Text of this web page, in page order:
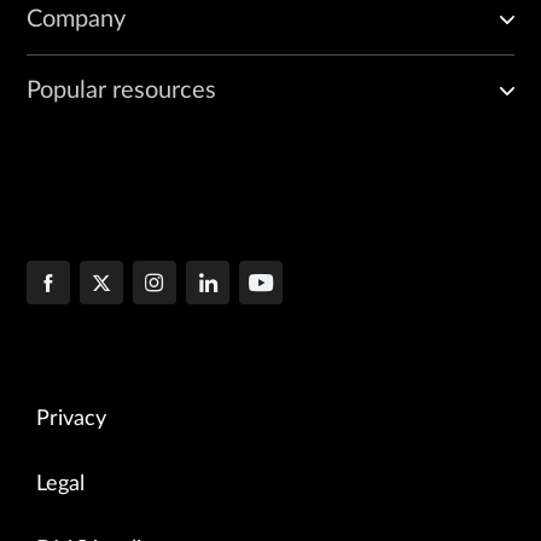
Company
Popular resources
Privacy
Legal